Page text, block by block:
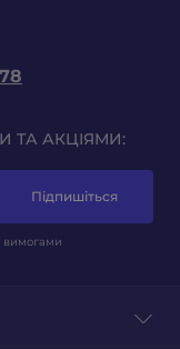
ТА АКЦІЯМИ:
Підпишіться
вимогами